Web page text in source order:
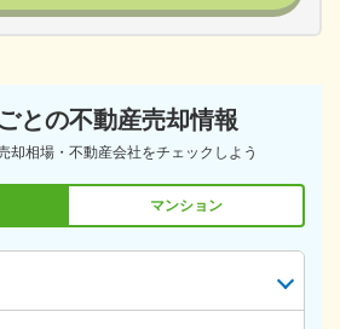
との不動産売却情報
却相場・不動産会社をチェックしよう
マンション